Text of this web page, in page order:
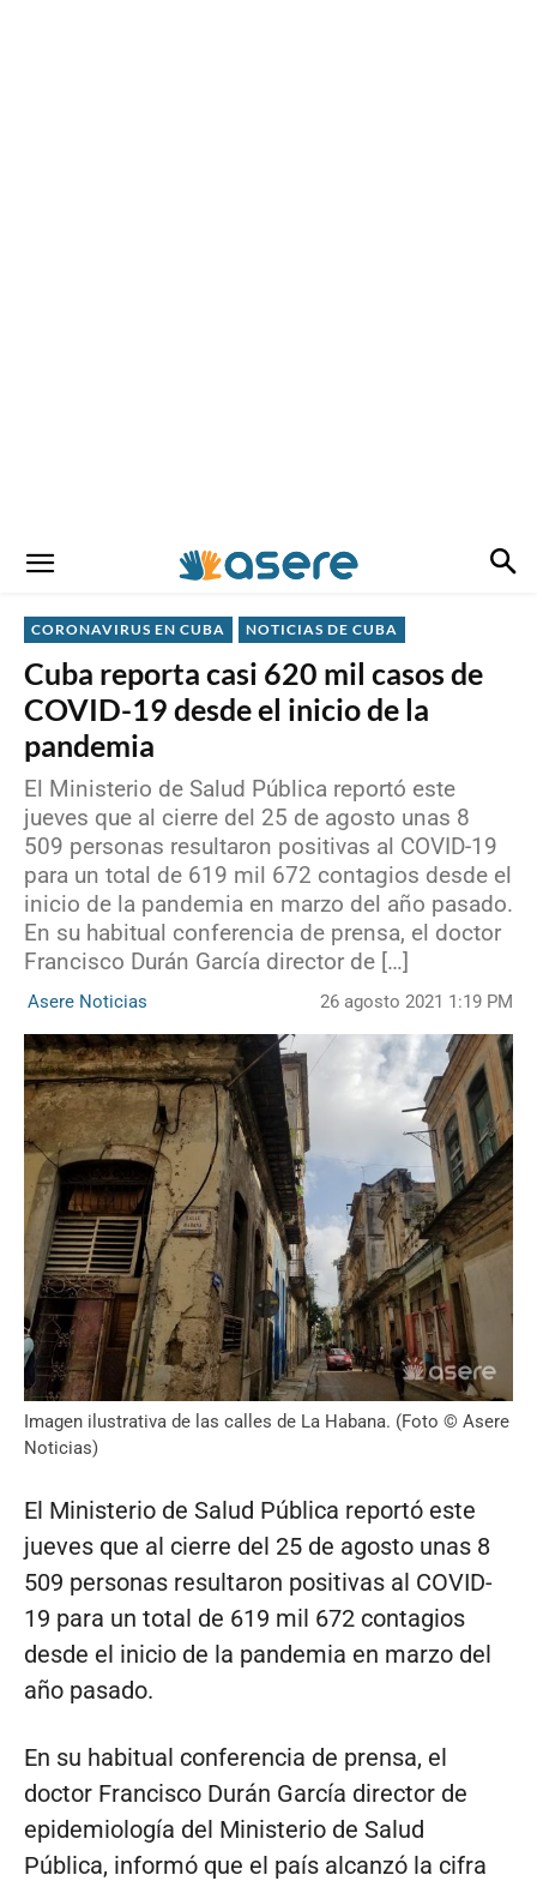
CORONAVIRUS EN CUBA NOTICIAS DE CUBA
Cuba reporta casi 620 mil casos de
COVID-19 desde el inicio de la
pandemia
El Ministerio de Salud Pública reportó este
jueves que al cierre del 25 de agosto unas 8
509 personas resultaron positivas al COVID-19
para un total de 619 mil 672 contagios desde el
inicio de la pandemia en marzo del año pasado.
En su habitual conferencia de prensa, el doctor
Francisco Durán García director de […]
Asere Noticias 26 agosto 2021 1:19 PM
Imagen ilustrativa de las calles de La Habana. (Foto © Asere
Noticias)
El Ministerio de Salud Pública reportó este
jueves que al cierre del 25 de agosto unas 8
509 personas resultaron positivas al COVID-
19 para un total de 619 mil 672 contagios
desde el inicio de la pandemia en marzo del
año pasado.
En su habitual conferencia de prensa, el
doctor Francisco Durán García director de
epidemiología del Ministerio de Salud
Pública, informó que el país alcanzó la cifra